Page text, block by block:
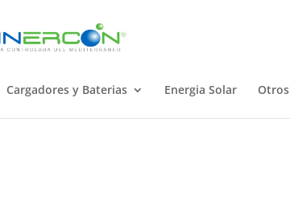
Cargadores y Baterias Energia Solar Otros